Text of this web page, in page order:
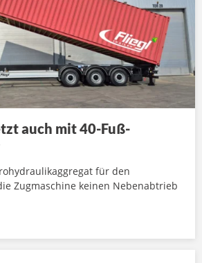
auch mit 40-Fuß-
für den
Zugmaschine keinen Nebenabtrieb